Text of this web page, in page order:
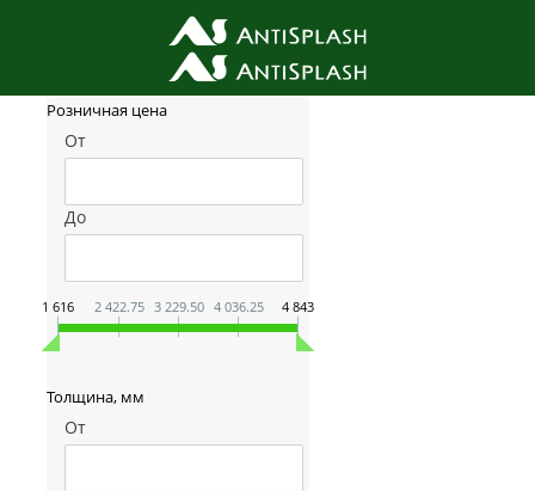
Фильтр товаров
Розничная цена
От
До
1 616 2 422.75 3 229.50 4 036.25 4 843
Толщина, мм
От